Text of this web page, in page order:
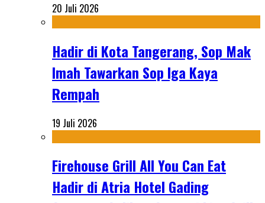
20 Juli 2026
Hadir di Kota Tangerang, Sop Mak
Imah Tawarkan Sop Iga Kaya
Rempah
19 Juli 2026
Firehouse Grill All You Can Eat
Hadir di Atria Hotel Gading